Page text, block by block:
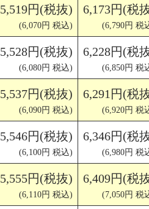
5,519円(税抜)
(6,070円 税込)
6,173円(税
(6,790円 税
5,528円(税抜)
(6,080円 税込)
6,228円(税
(6,850円 税
5,537円(税抜)
(6,090円 税込)
6,291円(税
(6,920円 税
5,546円(税抜)
(6,100円 税込)
6,346円(税
(6,980円 税
5,555円(税抜)
(6,110円 税込)
6,409円(税
(7,050円 税